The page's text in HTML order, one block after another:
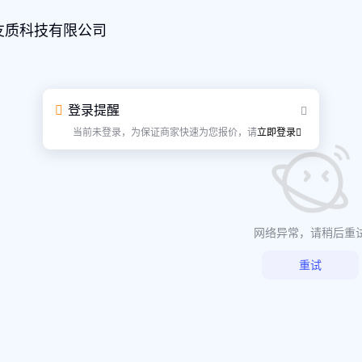
质科技有限公司
登录提醒
当前未登录，为保证商家快速为您报价，请立即登录
网络异常，请稍后重
重试